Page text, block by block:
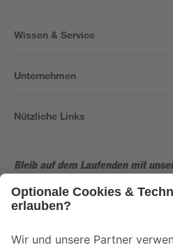
Wissen & Service
Unternehmen
Nützliche Links
Bleib auf dem Laufenden mit
Der toom Newsletter: Keine Angebote und